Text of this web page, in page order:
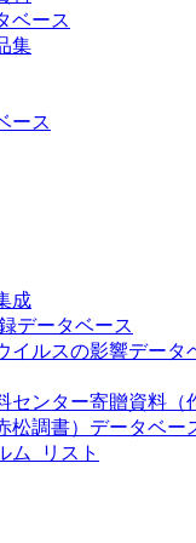
ベース
集
ース
成
データベース
イルスの影響データ
ンター寄贈資料（
松調書）データベー
ム_リスト